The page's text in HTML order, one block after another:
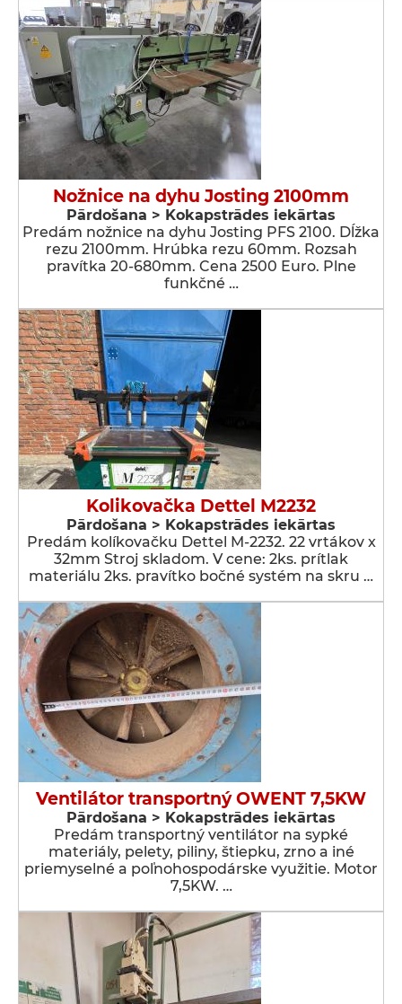
Nožnice na dyhu Josting 2100mm
Pārdošana > Kokapstrādes iekārtas
Predám nožnice na dyhu Josting PFS 2100. Dĺžka
rezu 2100mm. Hrúbka rezu 60mm. Rozsah
pravítka 20-680mm. Cena 2500 Euro. Plne
funkčné …
Kolikovačka Dettel M2232
Pārdošana > Kokapstrādes iekārtas
Predám kolíkovačku Dettel M-2232. 22 vrtákov x
32mm Stroj skladom. V cene: 2ks. prítlak
materiálu 2ks. pravítko bočné systém na skru …
Ventilátor transportný OWENT 7,5KW
Pārdošana > Kokapstrādes iekārtas
Predám transportný ventilátor na sypké
materiály, pelety, piliny, štiepku, zrno a iné
priemyselné a poľnohospodárske využitie. Motor
7,5KW. …